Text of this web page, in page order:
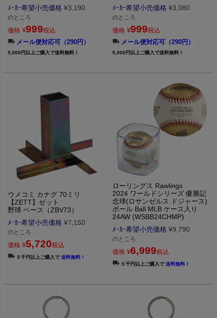
ﾒｰｶｰ希望小売価格 ¥3,190
のところ
価格 ¥999税込
メール便対応可（290円）
5,000円以上ご購入で送料無料！
ﾒｰｶｰ希望小売価格 ¥3,080
のところ
価格 ¥999税込
メール便対応可（290円）
5,000円以上ご購入で送料無料！
ウメコミ カナグ 70ミリ
【ZETT】ゼット
野球 ベース（ZBV73）
ﾒｰｶｰ希望小売価格 ¥7,150
のところ
価格 ¥5,720税込
５千円以上ご購入で送料無料！
ローリングス Rawlings
2024 ワールドシリーズ 優勝記
念球(ロサンゼルス ドジャース)
ボール Ball MLB ケース入り
24AW (WSBB24CHMP)
ﾒｰｶｰ希望小売価格 ¥9,790
のところ
価格 ¥6,999税込
５千円以上ご購入で送料無料！